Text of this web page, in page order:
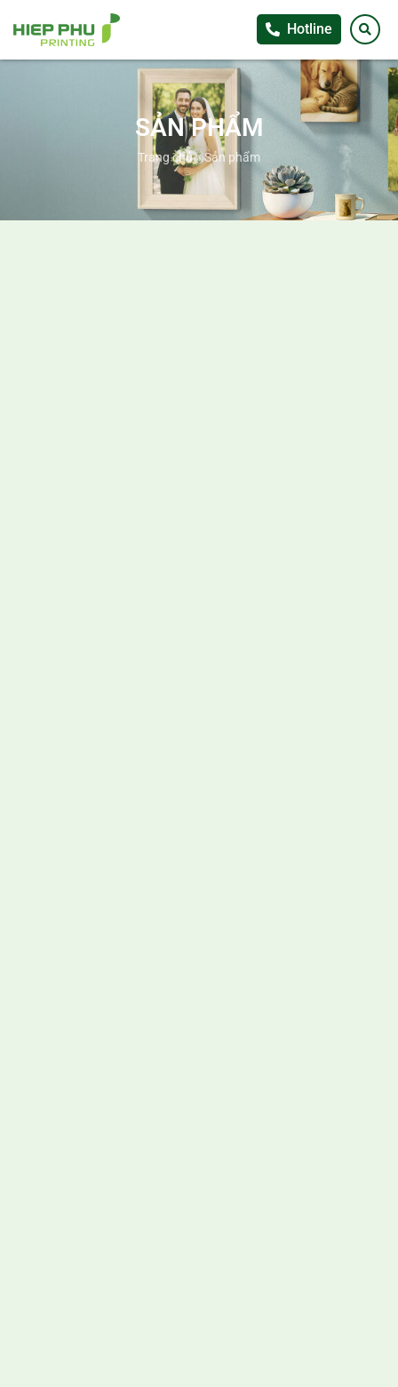
Hotline
SẢN PHẨM
Trang chủ»Sản phẩm